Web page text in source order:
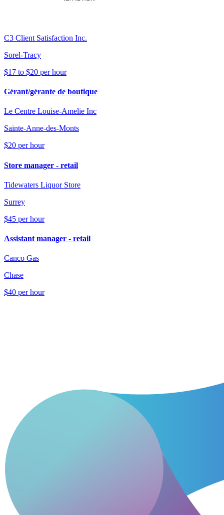
C3 Client Satisfaction Inc.
Sorel-Tracy
$17 to $20 per hour
Gérant/gérante de boutique
Le Centre Louise-Amelie Inc
Sainte-Anne-des-Monts
$20 per hour
Store manager - retail
Tidewaters Liquor Store
Surrey
$45 per hour
Assistant manager - retail
Canco Gas
Chase
$40 per hour